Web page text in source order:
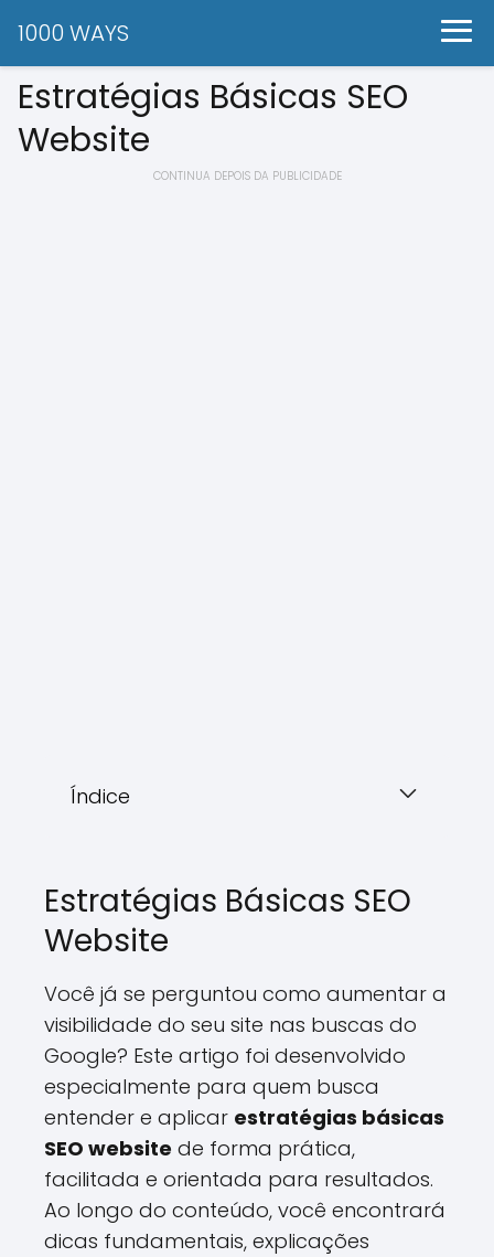
1000 WAYS
Estratégias Básicas SEO
Website
CONTINUA DEPOIS DA PUBLICIDADE
Índice
Estratégias Básicas SEO
Website
Você já se perguntou como aumentar a
visibilidade do seu site nas buscas do
Google? Este artigo foi desenvolvido
especialmente para quem busca
entender e aplicar estratégias básicas
SEO website de forma prática,
facilitada e orientada para resultados.
Ao longo do conteúdo, você encontrará
dicas fundamentais, explicações